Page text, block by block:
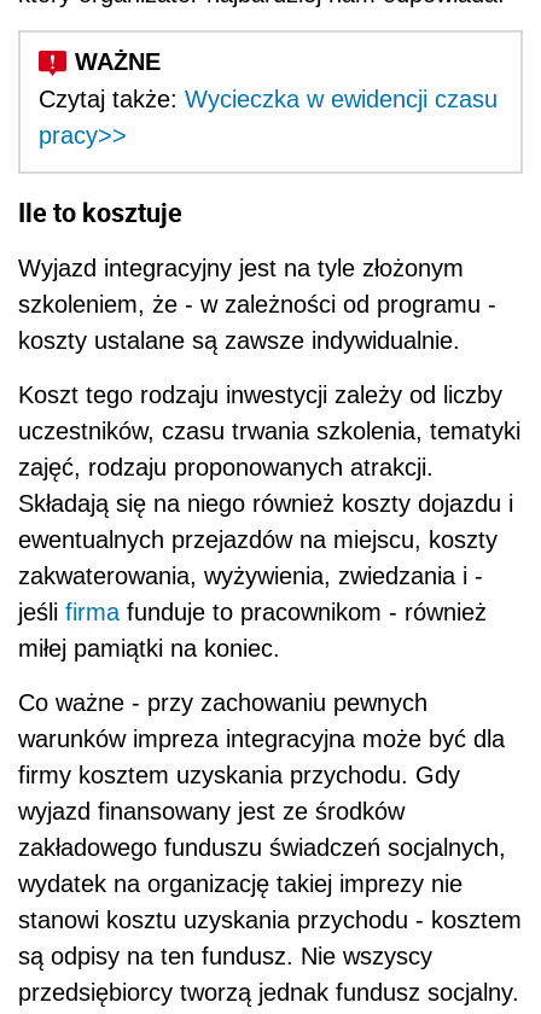
Czytaj także: Wycieczka w ewidencji czasu
pracy>>
Ile to kosztuje
Wyjazd integracyjny jest na tyle złożonym
szkoleniem, że - w zależności od programu -
koszty ustalane są zawsze indywidualnie.
Koszt tego rodzaju inwestycji zależy od liczby
uczestników, czasu trwania szkolenia, tematyki
zajęć, rodzaju proponowanych atrakcji.
Składają się na niego również koszty dojazdu i
ewentualnych przejazdów na miejscu, koszty
zakwaterowania, wyżywienia, zwiedzania i -
jeśli firma funduje to pracownikom - również
miłej pamiątki na koniec.
Co ważne - przy zachowaniu pewnych
warunków impreza integracyjna może być dla
firmy kosztem uzyskania przychodu. Gdy
wyjazd finansowany jest ze środków
zakładowego funduszu świadczeń socjalnych,
wydatek na organizację takiej imprezy nie
stanowi kosztu uzyskania przychodu - kosztem
są odpisy na ten fundusz. Nie wszyscy
przedsiębiorcy tworzą jednak fundusz socjalny.